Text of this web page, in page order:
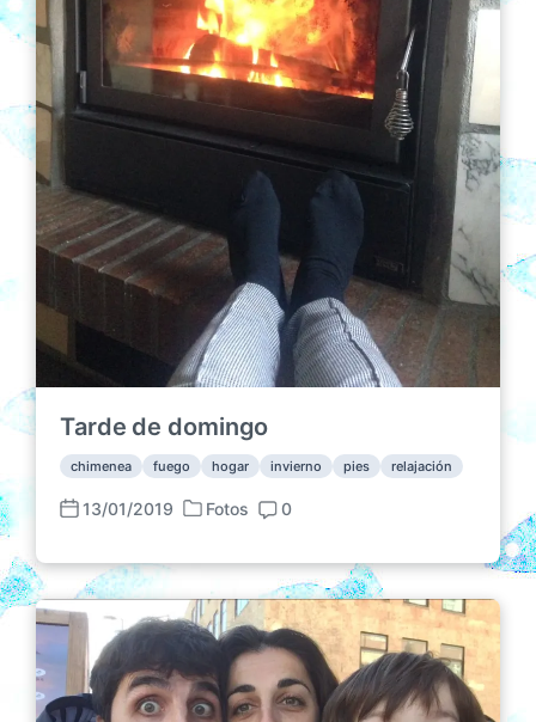
Tarde de domingo
chimenea fuego hogar invierno pies relajación
F
c
h
a
p
b
13/01/2019
P
b
l
i
c
a
d
Fotos
C
m
e
n
t
r
0